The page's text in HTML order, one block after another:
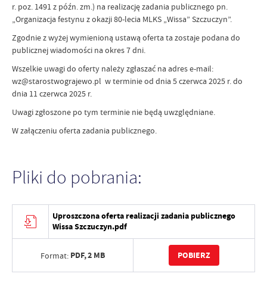
r. poz. 1491 z późn. zm.) na realizację zadania publicznego pn.
„Organizacja festynu z okazji 80-lecia MLKS „Wissa” Szczuczyn”.
Zgodnie z wyżej wymienioną ustawą oferta ta zostaje podana do
publicznej wiadomości na okres 7 dni.
Wszelkie uwagi do oferty należy zgłaszać na adres e-mail:
wz@starostwograjewo.pl w terminie od dnia 5 czerwca 2025 r. do
dnia 11 czerwca 2025 r.
Uwagi zgłoszone po tym terminie nie będą uwzględniane.
W załączeniu oferta zadania publicznego.
Pliki do pobrania:
Uproszczona oferta realizacji zadania publicznego
Wissa Szczuczyn.pdf
Format: PDF,2 MB POBIERZ